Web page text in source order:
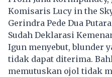
Komisaris Lucy in the
Gerindra Pede Dua
Sudah Deklarasi
Igun menyebut, blunder
tidak dapat diterima.
memutuskan ojol tidak